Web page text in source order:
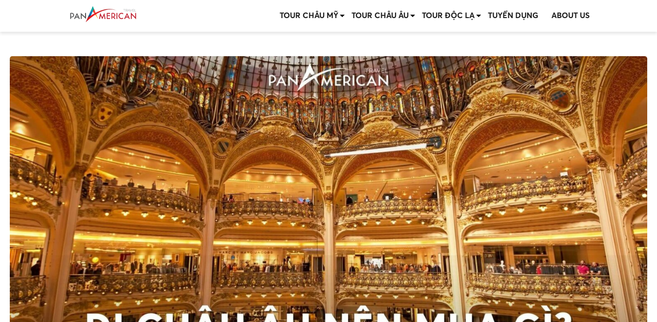
TOUR CHÂU MỸ TOUR CHÂU ÂU TOUR ĐỘC LẠ TUYỂN DỤNG ABOUT US